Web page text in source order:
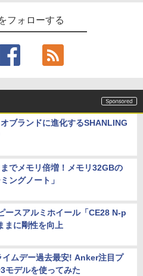
フォローする
ブランドに進化するSHANLING
でメモリ倍増！メモリ32GBの
ングノート」
ースアルミホイール「CE28 N-p
まに剛性を向上
ムデー過去最安! Anker注目プ
モデルを使ってみた